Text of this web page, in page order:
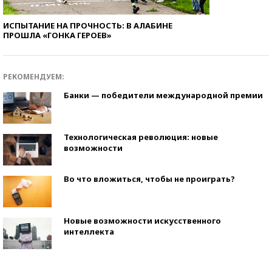
ИСПЫТАНИЕ НА ПРОЧНОСТЬ: В АЛАБИНЕ
ПРОШЛА «ГОНКА ГЕРОЕВ»
РЕКОМЕНДУЕМ:
Банки — победители международной премии
Технологическая революция: новые
возможности
Во что вложиться, чтобы не проиграть?
Новые возможности искусственного
интеллекта